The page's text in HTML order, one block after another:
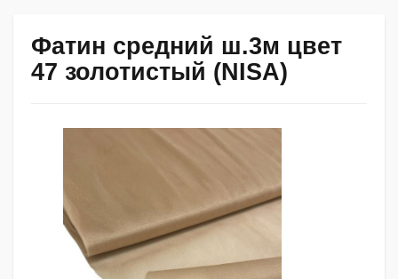
Фатин средний ш.3м цвет
47 золотистый (NISA)